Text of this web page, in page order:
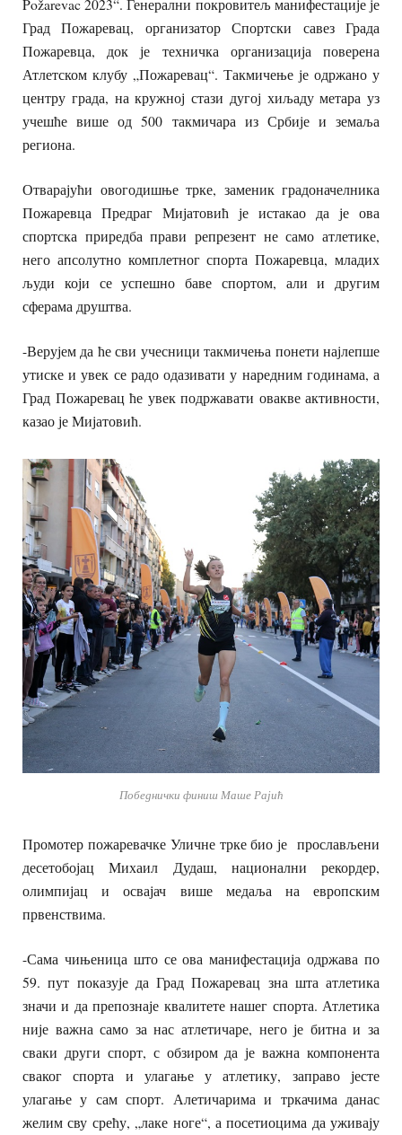
Град Пожаревац, организатор Спортски савез Града
Пожаревца, док је техничка организација поверена
Атлетском клубу „Пожаревац“. Такмичење је одржано у
центру града, на кружној стази дугој хиљаду метара уз
учешће више од 500 такмичара из Србије и земаља
региона.
Отварајући овогодишње трке, заменик градоначелника
Пожаревца Предраг Мијатовић је истакао да је ова
спортска приредба прави репрезент не само атлетике,
него апсолутно комплетног спорта Пожаревца, младих
људи који се успешно баве спортом, али и другим
сферама друштва.
-Верујем да ће сви учесници такмичења понети најлепше
утиске и увек се радо одазивати у наредним годинама, а
Град Пожаревац ће увек подржавати овакве активности,
казао је Мијатовић.
Победнички финиш Маше Рајић
Промотер пожаревачке Уличне трке био је прослављени
десетобојац Михаил Дудаш, национални рекордер,
олимпијац и освајач више медаља на европским
првенствима.
-Сама чињеница што се ова манифестација одржава по
59. пут показује да Град Пожаревац зна шта атлетика
значи и да препознаје квалитете нашег спорта. Атлетика
није важна само за нас атлетичаре, него је битна и за
сваки други спорт, с обзиром да је важна компонента
сваког спорта и улагање у атлетику, заправо јесте
улагање у сам спорт. Алетичарима и тркачима данас
желим сву срећу, „лаке ноге“, а посетиоцима да уживају